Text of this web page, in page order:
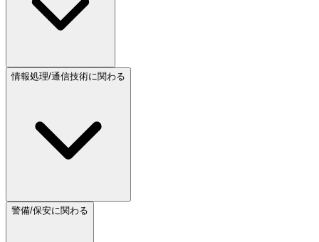
情報処理/通信技術に関わる
警備/保安に関わる